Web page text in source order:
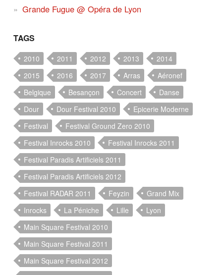
Grande Fugue @ Opéra de Lyon
TAGS
2010 2011 2012 2013
2014
2015
2016 2017 Arras
Aéronef
Belgique
Besançon Concert
Danse
Dour
Dour Festival 2010
Epicerie Moderne
Festival
Festival Ground Zero 2010
Festival Inrocks 2010
Festival Inrocks 2011
Festival Paradis Artificiels 2011
Festival Paradis Artificiels 2012
Festival RADAR 2011
Feyzin
Grand Mix
Inrocks
La Péniche Lille
Lyon
Main Square Festival 2010
Main Square Festival 2011
Main Square Festival 2012